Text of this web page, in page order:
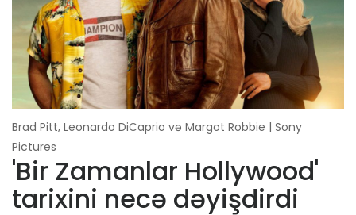
Brad Pitt, Leonardo DiCaprio və Margot Robbie | Sony
Pictures
'Bir Zamanlar Hollywood'
tarixini necə dəyişdirdi